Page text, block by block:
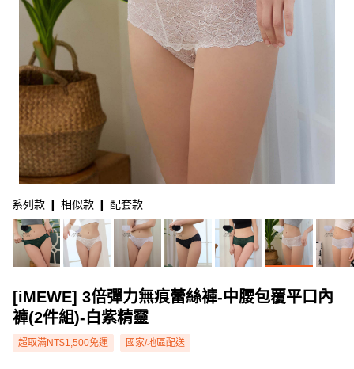
系列款 ❙ 相似款 ❙ 配套款
[iMEWE] 3倍彈力無痕蕾絲褲-中腰包覆平口內
褲(2件組)-白紫精靈
超取滿NT$1,500免運 國家/地區配送